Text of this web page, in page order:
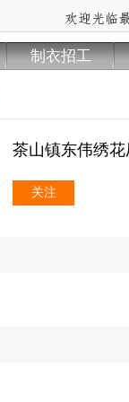
制衣招工
茶山镇东伟绣
关注